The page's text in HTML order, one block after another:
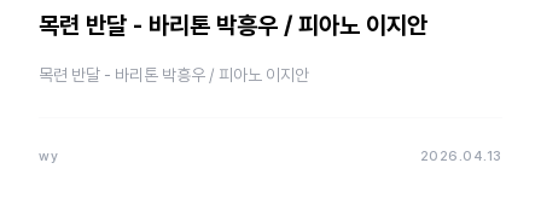
목련 반달 - 바리톤 박흥우 / 피아노 이지안
목련 반달 - 바리톤 박흥우 / 피아노 이지안
wy 2026.04.13